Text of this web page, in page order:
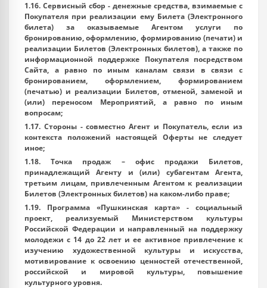
1.16. Сервисный сбор - денежные средства, взимаемые с
Покупателя при реализации ему Билета (Электронного
билета) за оказываемые Агентом услуги по
бронированию, оформлению, формированию (печати) и
реализации Билетов (Электронных билетов), а также по
информационной поддержке Покупателя посредством
Сайта, а равно по иным каналам связи в связи с
бронированием, оформлением, формированием
(печатью) и реализации Билетов, отменой, заменой и
(или) переносом Мероприятий, а равно по иным
вопросам;
1.17. Стороны- совместно Агент и Покупатель, если из
контекста положений настоящей Оферты не следует
иное;
1.18.Точка продаж– офис продажи Билетов,
принадлежащий Агенту и (или) субагентам Агента,
третьим лицам, привлеченным Агентом к реализации
Билетов (Электронных билетов) на каком-либо праве;
1.19. Программа «Пушкинская карта» - социальный
проект, реализуемый Министерством культуры
Российской Федерации и направленный на поддержку
молодежи с 14 до 22 лет и ее активное привлечение к
изучению художественной культуры и искусства,
мотивирование к освоению ценностей отечественной,
российской и мировой культуры, повышение
культурного уровня.